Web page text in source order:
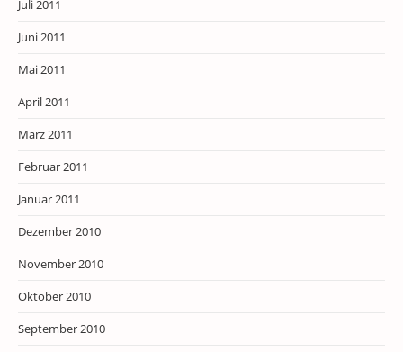
Juli 2011
Juni 2011
Mai 2011
April 2011
März 2011
Februar 2011
Januar 2011
Dezember 2010
November 2010
Oktober 2010
September 2010